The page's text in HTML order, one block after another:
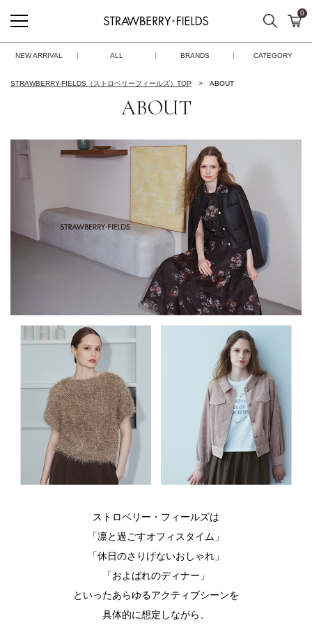
STRAWBERRY-FIELDS
検索 カ
0
NEW ARRIVAL ALL BRANDS CATEGORY
STRAWBERRY-FIELDS（ストロベリーフィールズ）TOP ABOUT
ABOUT
ストロベリー・フィールズは
「凛と過ごすオフィスタイム」
「休日のさりげないおしゃれ」
「およばれのディナー」
といったあらゆるアクティブシーンを
具体的に想定しながら、